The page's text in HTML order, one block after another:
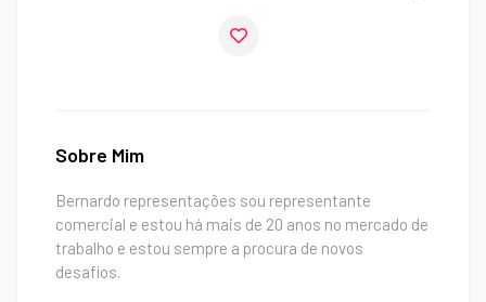
Sobre Mim
Bernardo representações sou representante
comercial e estou há mais de 20 anos no mercado de
trabalho e estou sempre a procura de novos
desafios.